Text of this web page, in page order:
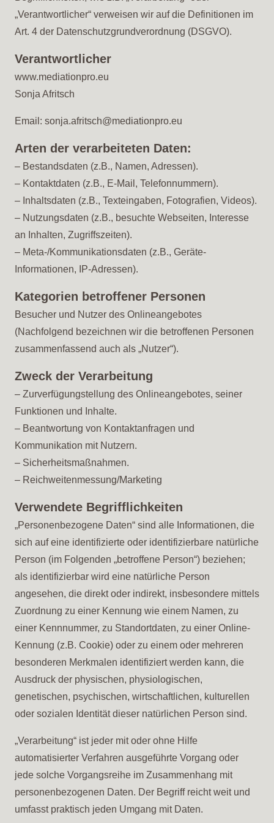
„Verantwortlicher“ verweisen wir auf die Definitionen im
Art. 4 der Datenschutzgrundverordnung (DSGVO).
Verantwortlicher
www.mediationpro.eu
Sonja Afritsch
Email: sonja.afritsch@mediationpro.eu
Arten der verarbeiteten Daten:
– Bestandsdaten (z.B., Namen, Adressen).
– Kontaktdaten (z.B., E-Mail, Telefonnummern).
– Inhaltsdaten (z.B., Texteingaben, Fotografien, Videos).
– Nutzungsdaten (z.B., besuchte Webseiten, Interesse
an Inhalten, Zugriffszeiten).
– Meta-/Kommunikationsdaten (z.B., Geräte-
Informationen, IP-Adressen).
Kategorien betroffener Personen
Besucher und Nutzer des Onlineangebotes
(Nachfolgend bezeichnen wir die betroffenen Personen
zusammenfassend auch als „Nutzer“).
Zweck der Verarbeitung
– Zurverfügungstellung des Onlineangebotes, seiner
Funktionen und Inhalte.
– Beantwortung von Kontaktanfragen und
Kommunikation mit Nutzern.
– Sicherheitsmaßnahmen.
– Reichweitenmessung/Marketing
Verwendete Begrifflichkeiten
„Personenbezogene Daten“ sind alle Informationen, die
sich auf eine identifizierte oder identifizierbare natürliche
Person (im Folgenden „betroffene Person“) beziehen;
als identifizierbar wird eine natürliche Person
angesehen, die direkt oder indirekt, insbesondere mittels
Zuordnung zu einer Kennung wie einem Namen, zu
einer Kennnummer, zu Standortdaten, zu einer Online-
Kennung (z.B. Cookie) oder zu einem oder mehreren
besonderen Merkmalen identifiziert werden kann, die
Ausdruck der physischen, physiologischen,
genetischen, psychischen, wirtschaftlichen, kulturellen
oder sozialen Identität dieser natürlichen Person sind.
„Verarbeitung“ ist jeder mit oder ohne Hilfe
automatisierter Verfahren ausgeführte Vorgang oder
jede solche Vorgangsreihe im Zusammenhang mit
personenbezogenen Daten. Der Begriff reicht weit und
umfasst praktisch jeden Umgang mit Daten.